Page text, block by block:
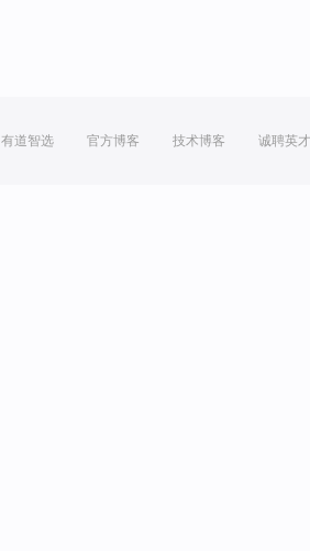
有道智选 官方博客 技术博客 诚聘英才